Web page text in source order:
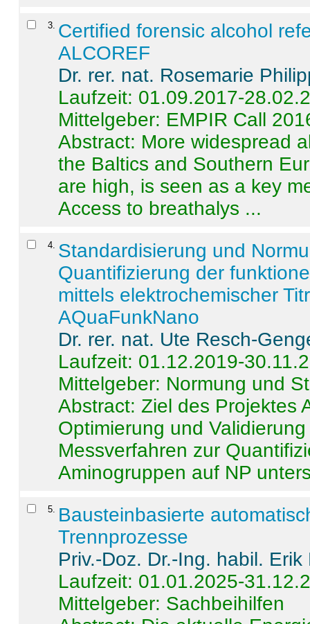
3 Certified forensic alcohol
ALCOREF
Dr. rer. nat. Rosemarie
Laufzeit: 01.09.2017-
Mittelgeber: EMPIR Call
Abstract: More widespread
the Baltics and Southern
are high, is seen as a key
Access to breathalys ...
4 Standardisierung und
Quantifizierung der
mittels elektrochemischer
AQuaFunkNano
Dr. rer. nat. Ute Resch-
Laufzeit: 01.12.2019-
Mittelgeber: Normung und
Abstract:Ziel des Projektes
Optimierung und
Messverfahren zur
Aminogruppen auf NP
5
Bausteinbasierte
Trennprozesse
Priv.-Doz. Dr.-Ing. habil. Erik
Laufzeit: 01.01.2025-
Mittelgeber: Sachbeihilfen